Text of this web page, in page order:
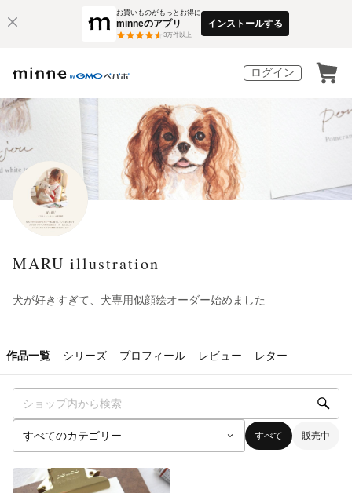
お買いものがもっとお得に
minneのアプリ
3万件以上
インストールする
ログイン
MARU illustration
犬が好きすぎて、犬専用似顔絵オーダー始めました
作品一覧 シリーズ プロフィール レビュー レター
すべて 販売中